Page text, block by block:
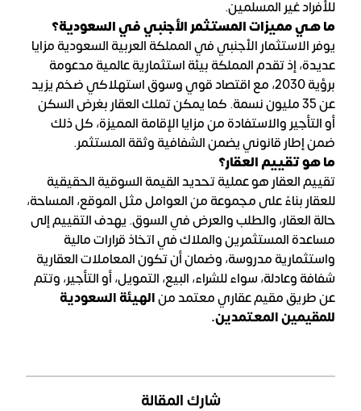
للأفراد غير المسلمين.
ما هي مميزات المستثمر الأجنبي في السعودية؟
يوفر الاستثمار الأجنبي في المملكة العربية السعودية مزايا
عديدة، إذ تقدم المملكة بيئة استثمارية عالمية مدعومة
برؤية 2030، مع اقتصاد قوي وسوق استهلاكي ضخم يزيد
عن 35 مليون نسمة. كما يمكن تملك العقار بغرض السكن
أو التأجير والاستفادة من مزايا الإقامة المميزة، كل ذلك
ضمن إطار قانوني يضمن الشفافية وثقة المستثمر.
ما هو تقييم العقار؟
تقييم العقار هو عملية تحديد القيمة السوقية الحقيقية
للعقار بناءً على مجموعة من العوامل مثل الموقع، المساحة،
حالة العقار، والطلب والعرض في السوق. يهدف التقييم إلى
مساعدة المستثمرين والملاك في اتخاذ قرارات مالية
واستثمارية مدروسة، وضمان أن تكون المعاملات العقارية
شفافة وعادلة، سواء للشراء، البيع، التمويل، أو التأجير، وتتم
عن طريق مقيم عقاري معتمد منالهيئة السعودية
للمقيمين المعتمدين.
شارك المقالة